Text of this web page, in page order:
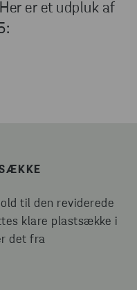
er et udpluk af
til den reviderede
klare plastsække i
det fra